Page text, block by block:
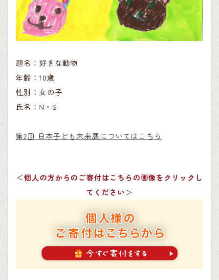
題名：好きな動物
年齢：10歳
性別：女の子
氏名：N・S
第2回 日本子ども未来展についてはこちら
＜個人の方からのご寄付はこちらの画像をクリックし
てください＞